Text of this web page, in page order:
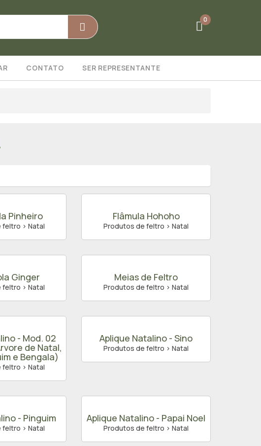
0
CONTATO SER REPRESENTANTE
Pinheiro
> Natal
Flâmula Hohoho
Produtos de feltro > Natal
Ginger
> Natal
Meias de Feltro
Produtos de feltro > Natal
- Mod. 02
de Natal,
e Bengala)
> Natal
Aplique Natalino - Sino
Produtos de feltro > Natal
- Pinguim
> Natal
Aplique Natalino - Papai Noel
Produtos de feltro > Natal